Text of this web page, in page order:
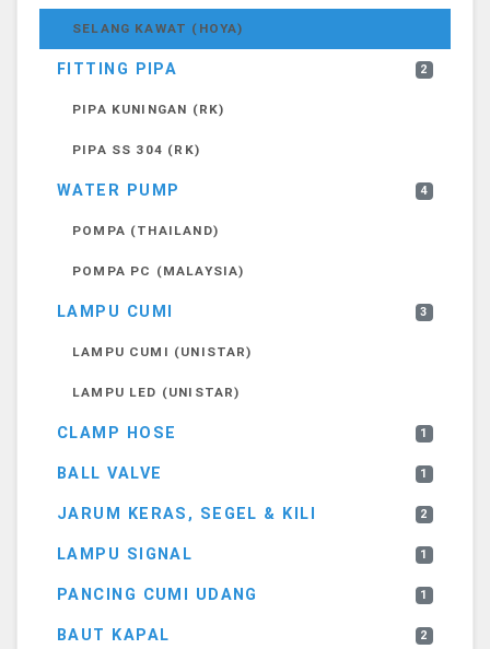
SELANG KAWAT (HOYA)
FITTING PIPA 2
PIPA KUNINGAN (RK)
PIPA SS 304 (RK)
WATER PUMP 4
POMPA (THAILAND)
POMPA PC (MALAYSIA)
LAMPU CUMI 3
LAMPU CUMI (UNISTAR)
LAMPU LED (UNISTAR)
CLAMP HOSE 1
BALL VALVE 1
JARUM KERAS, SEGEL & KILI 2
LAMPU SIGNAL 1
PANCING CUMI UDANG 1
BAUT KAPAL 2